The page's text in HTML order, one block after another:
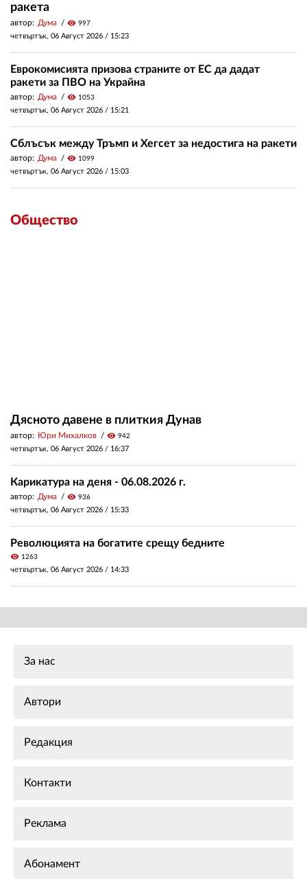
ракета
автор: Дума visibility 997
четвъртък, 06 Август 2026 / 15:23
Еврокомисията призова страните от ЕС да дадат
ракети за ПВО на Украйна
автор: Дума visibility 1053
четвъртък, 06 Август 2026 / 15:21
Сблъсък между Тръмп и Хегсет за недостига на ракети
автор: Дума visibility 1099
четвъртък, 06 Август 2026 / 15:03
Общество
Дясното давене в плиткия Дунав
автор: Юри Михалков visibility 942
четвъртък, 06 Август 2026 / 16:37
Карикатура на деня - 06.08.2026 г.
автор: Дума visibility 936
четвъртък, 06 Август 2026 / 15:33
Революцията на богатите срещу бедните
visibility 1263
четвъртък, 06 Август 2026 / 14:33
За нас
Автори
Редакция
Контакти
Реклама
Абонамент